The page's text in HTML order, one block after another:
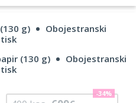
g)
Obojestranski
(130 g)
Obojestranski
-34%